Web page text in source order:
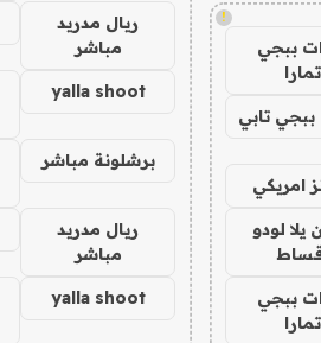
!
ببجي
تمارا
تابي
امريكي
لودو
ببجي
تمارا
ريال مدريد
مباشر
yalla shoot
برشلونة مباشر
ريال مدريد
مباشر
yalla shoot